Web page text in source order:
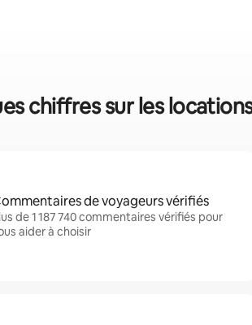
chiffres sur les
de voyageurs vérifiés
de 1 187 740 commentaires vérifiés pour
aider à choisir